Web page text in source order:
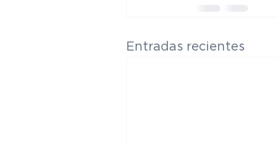
Entradas recientes